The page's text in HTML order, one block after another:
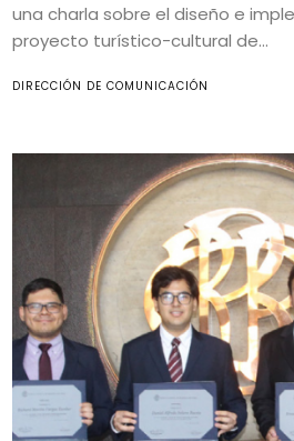
una charla sobre el diseño e
proyecto turístico-cultural de...
DIRECCIÓN DE COMUNICACIÓN